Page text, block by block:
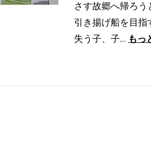
さす故郷へ帰ろ
引き揚げ船を目
失う子、子… もっ